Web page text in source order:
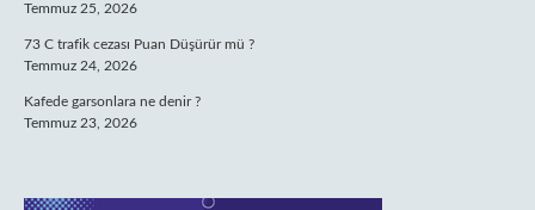
Temmuz 25, 2026
73 C trafik cezası Puan Düşürür mü ?
Temmuz 24, 2026
Kafede garsonlara ne denir ?
Temmuz 23, 2026